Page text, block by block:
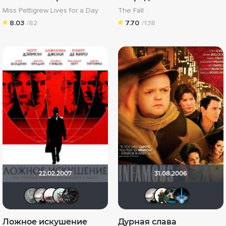
Miss Pettigrew Lives for a Day
8.03 /82
The Fall
7.70 /138
22.02.2007
Taras_7777Виктор Валентинович
demonshadow
Ложное искушение
31.08.2006
Дурная слава